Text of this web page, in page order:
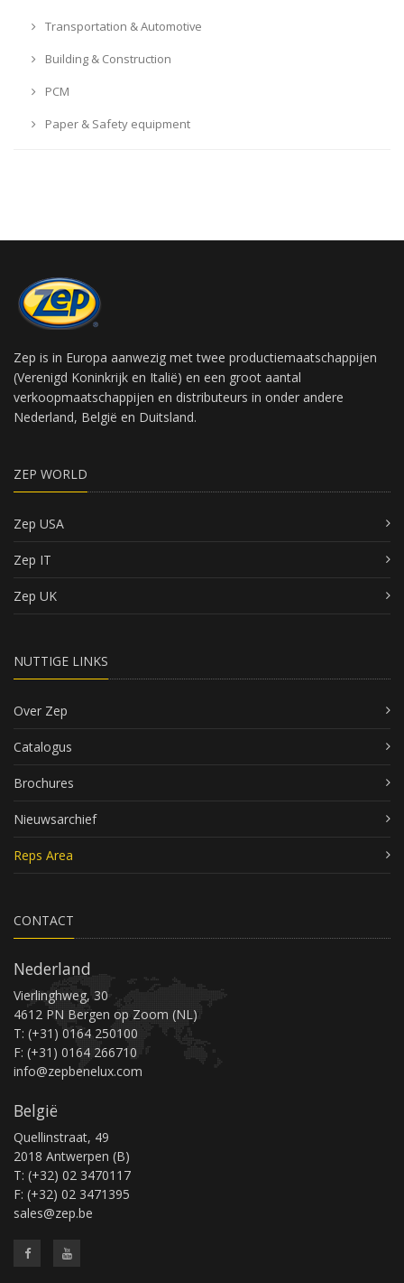
Transportation & Automotive
Building & Construction
PCM
Paper & Safety equipment
Zep is in Europa aanwezig met twee productiemaatschappijen
(Verenigd Koninkrijk en Italië) en een groot aantal
verkoopmaatschappijen en distributeurs in onder andere
Nederland, België en Duitsland.
ZEP WORLD
Zep USA
Zep IT
Zep UK
NUTTIGE LINKS
Over Zep
Catalogus
Brochures
Nieuwsarchief
Reps Area
CONTACT
Nederland
Vierlinghweg, 30
4612 PN Bergen op Zoom (NL)
T: (+31) 0164 250100
F: (+31) 0164 266710
info@zepbenelux.com
België
Quellinstraat, 49
2018 Antwerpen (B)
T: (+32) 02 3470117
F: (+32) 02 3471395
sales@zep.be